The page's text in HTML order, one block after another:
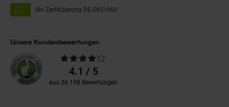
Bio Zertifizierung DE-ÖKO-060
Unsere Kundenbewertungen
Durchschnittliche
Bewertungen4.1 / 5
aus 36.198 Bewertungen